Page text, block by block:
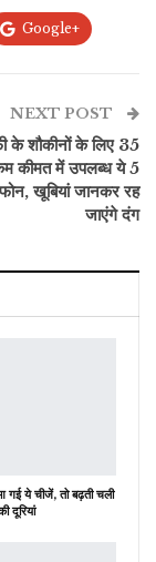
Google+
NEXT POST
के शौकीनों के लिए 35
कीमत में उपलब्ध ये 5
खूबियां जानकर रह
जाएंगे दंग
गई ये चीजें, तो बढ़ती चली
दूरियां